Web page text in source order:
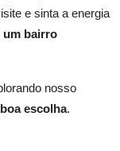
e sinta a energia
um bairro
nosso
escolha.